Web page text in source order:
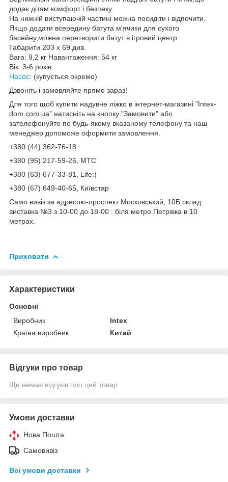
додає дітям комфорт і безпеку.
На нижній виступаючій частині можна посидіти і відпочити.
Якщо додати всередину батута м'ячики для сухого
басейну,можна перетворити батут в ігровий центр.
Габарити 203 х 69 див.
Вага: 9,2 кг Навантаження: 54 кг
Вік: 3-6 років
Насос: (купується окремо)
Дзвоніть і замовляйте прямо зараз!
Для того щоб купити надувне ліжко в інтернет-магазині "Intex-
dom.com.ua" натисніть на кнопку "Замовити" або
зателефонуйте по будь-якому вказаному телефону та наш
менеджер допоможе оформити замовлення.
+380 (44) 362-76-18
+380 (95) 217-59-26, МТС
+380 (63) 677-33-81, Life:)
+380 (67) 649-40-65, Київстар
Само вивіз за адресою-проспект Московський, 10Б склад
виставка №3 з 10-00 до 18-00 : біля метро Петрівка в 10
метрах.
Приховати
Характеристики
Основні
Виробник
Intex
Країна виробник
Китай
Відгуки про товар
Ще немає відгуків про цей товар
Умови доставки
Нова Пошта
Самовивіз
Всі умови доставки